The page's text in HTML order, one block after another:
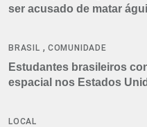
ser acusado de matar
BRASIL , COMUNIDADE
Estudantes brasileiros
espacial nos Estados
LOCAL